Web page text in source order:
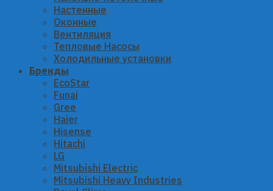
Настенные
Оконные
Вентиляция
Тепловые Насосы
Холодильные установки
Бренды
EcoStar
Funai
Gree
Haier
Hisense
Hitachi
LG
Mitsubishi Electric
Mitsubishi Heavy Industries